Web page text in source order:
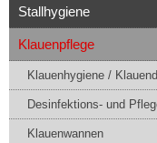
Stallhygiene
Klauenpflege
Klauenhygiene /
Desinfektions- und
Klauenwannen